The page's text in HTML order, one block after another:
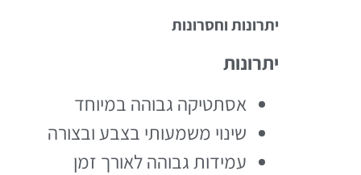
יתרונות וחסרונות
יתרונות
אסתטיקה גבוהה במיוחד
שינוי משמעותי בצבע ובצורה
עמידות גבוהה לאורך זמן